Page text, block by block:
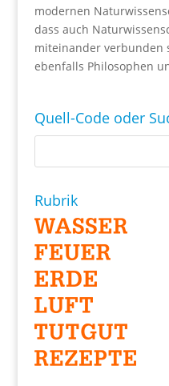
modernen
dass auch
miteinander verbunden
ebenfalls Philosophen
Quell-Code oder
Rubrik